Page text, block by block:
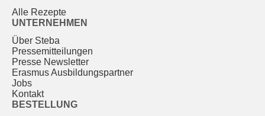
Alle Rezepte
UNTERNEHMEN
Über Steba
Pressemitteilungen
Presse Newsletter
Erasmus Ausbildungspartner
Jobs
Kontakt
BESTELLUNG